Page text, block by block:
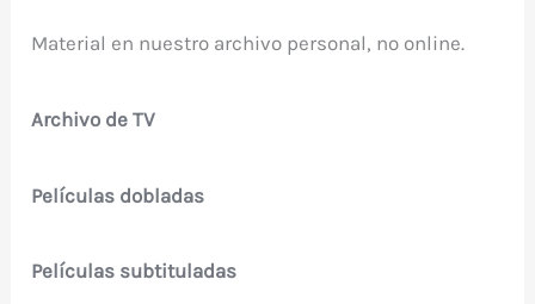
Material en nuestro archivo personal, no online.
Archivo de TV
Películas dobladas
Películas subtituladas